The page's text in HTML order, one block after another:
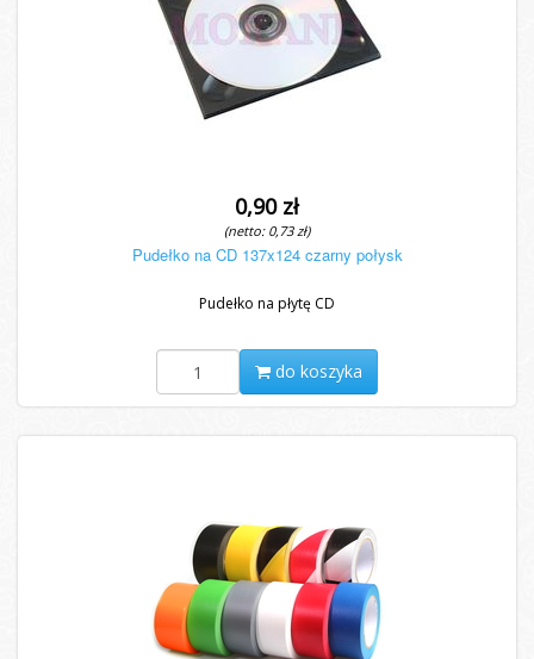
0,90 zł
(netto: 0,73 zł)
Pudełko na CD 137x124 czarny połysk
Pudełko na płytę CD
do koszyka